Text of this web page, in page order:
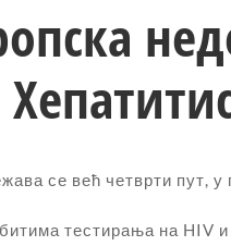
се већ четврти пут,
тестирања на